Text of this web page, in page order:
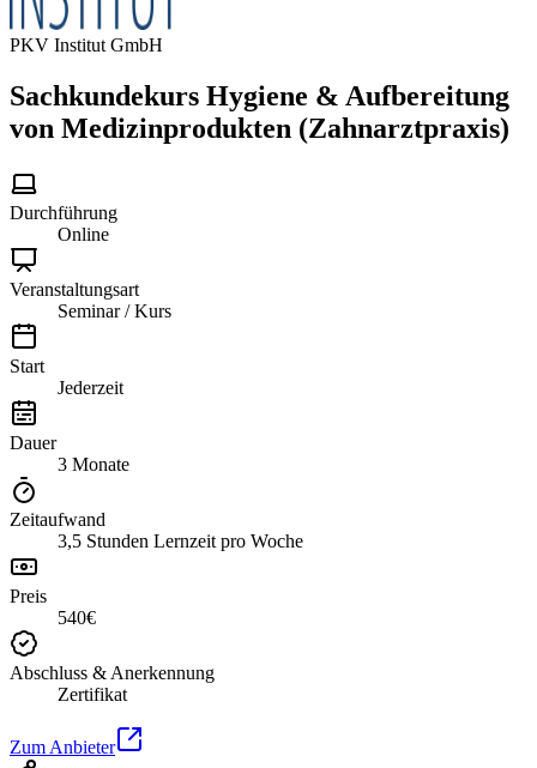
PKV Institut GmbH
Sachkundekurs Hygiene & Aufbereitung
von Medizinprodukten (Zahnarztpraxis)
Durchführung
Online
Veranstaltungsart
Seminar / Kurs
Start
Jederzeit
Dauer
3 Monate
Zeitaufwand
3,5 Stunden Lernzeit pro Woche
Preis
540€
Abschluss & Anerkennung
Zertifikat
Zum Anbieter